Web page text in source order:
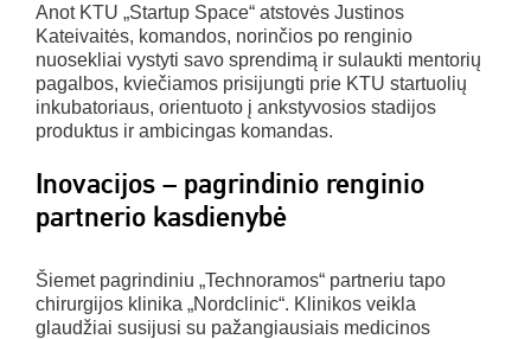
Anot KTU „Startup Space“ atstovės Justinos
Kateivaitės, komandos, norinčios po renginio
nuosekliai vystyti savo sprendimą ir sulaukti mentorių
pagalbos, kviečiamos prisijungti prie KTU startuolių
inkubatoriaus, orientuoto į ankstyvosios stadijos
produktus ir ambicingas komandas.
Inovacijos – pagrindinio renginio
partnerio kasdienybė
Šiemet pagrindiniu „Technoramos“ partneriu tapo
chirurgijos klinika „Nordclinic“. Klinikos veikla
glaudžiai susijusi su pažangiausiais medicinos